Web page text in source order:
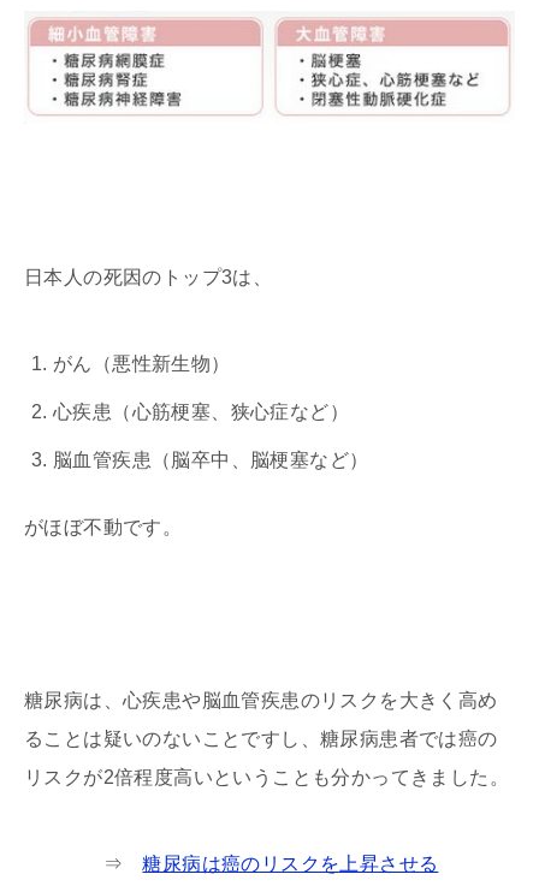
日本人の死因のトップ3は、
がん（悪性新生物）
心疾患（心筋梗塞、狭心症など）
脳血管疾患（脳卒中、脳梗塞など）
がほぼ不動です。
糖尿病は、心疾患や脳血管疾患のリスクを大きく高め
ることは疑いのないことですし、糖尿病患者では癌の
リスクが2倍程度高いということも分かってきました。
⇒糖尿病は癌のリスクを上昇させる